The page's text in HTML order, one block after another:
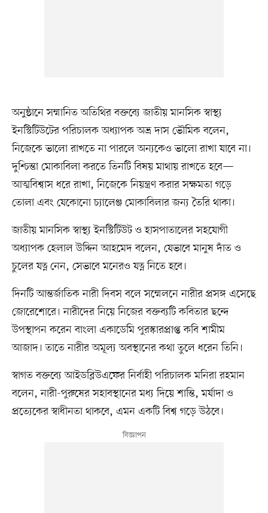
অনুষ্ঠানে সম্মানিত অতিথির বক্তব্যে জাতীয় মানসিক স্বাস্থ্য
ইনস্টিটিউটের পরিচালক অধ্যাপক অভ্র দাস ভৌমিক বলেন,
নিজেকে ভালো রাখতে না পারলে অন্যকেও ভালো রাখা যাবে না।
দুশ্চিন্তা মোকাবিলা করতে তিনটি বিষয় মাথায় রাখতে হবে—
আত্মবিশ্বাস ধরে রাখা, নিজেকে নিয়ন্ত্রণ করার সক্ষমতা গড়ে
তোলা এবং যেকোনো চ্যালেঞ্জ মোকাবিলার জন্য তৈরি থাকা।
জাতীয় মানসিক স্বাস্থ্য ইনস্টিটিউট ও হাসপাতালের সহযোগী
অধ্যাপক হেলাল উদ্দিন আহমেদ বলেন, যেভাবে মানুষ দাঁত ও
চুলের যত্ন নেন, সেভাবে মনেরও যত্ন নিতে হবে।
দিনটি আন্তর্জাতিক নারী দিবস বলে সম্মেলনে নারীর প্রসঙ্গ এসেছে
জোরেশোরে। নারীদের নিয়ে নিজের বক্তব্যটি কবিতার ছন্দে
উপস্থাপন করেন বাংলা একাডেমি পুরস্কারপ্রাপ্ত কবি শামীম
আজাদ। তাতে নারীর অমূল্য অবস্থানের কথা তুলে ধরেন তিনি।
স্বাগত বক্তব্যে আইডব্লিউএফের নির্বাহী পরিচালক মনিরা রহমান
বলেন, নারী-পুরুষের সহাবস্থানের মধ্য দিয়ে শান্তি, মর্যাদা ও
প্রত্যেকের স্বাধীনতা থাকবে, এমন একটি বিশ্ব গড়ে উঠবে।